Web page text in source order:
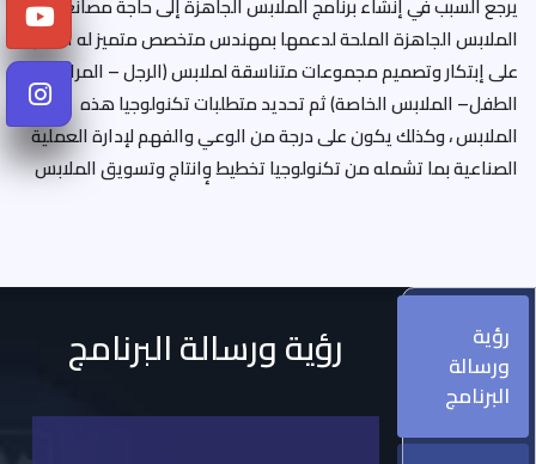
YouTube
Instagram
الملابس الجاهزة الملحة لدعمها بمهندس متخصص متميز له القدرة
على إبتكار وتصميم مجموعات متناسقة لملابس (الرجل – المراة –
الطفل– الملابس الخاصة) ثم تحديد متطلبات تكنولوجيا هذه
الملابس ، وكذلك يكون على درجة من الوعي والفهم لإدارة العملية
الصناعية بما تشمله من تكنولوجيا تخطيط وٕانتاج وتسويق الملابس
رؤية
ورسالة
البرنامج
رؤية ورسالة البرنامج